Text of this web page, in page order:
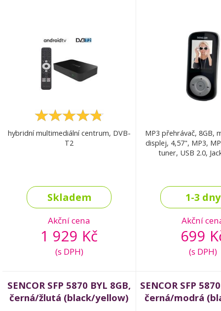
hybridní multimediální centrum, DVB-
T2
Skladem
Akční cena
1 929 Kč
(s DPH)
MP3 přehrávač, 8GB,
displej, 4,57", MP3,
tuner, USB 2.0,
1-3 dny
Akční
699
(s DPH)
SENCOR SFP 5870 BYL 8GB,
černá/žlutá (black/yellow)
SENCOR SFP
černá/modrá